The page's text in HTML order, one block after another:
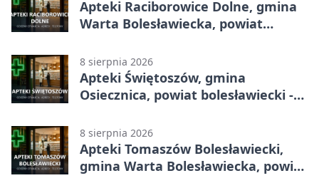
Apteki Raciborowice Dolne, gmina
Warta Bolesławiecka, powiat
godziny otwarcia
8 sierpnia 2026
Apteki Świętoszów, gmina
Osiecznica, powiat bolesławiecki -
8 sierpnia 2026
Apteki Tomaszów Bolesławiecki,
gmina Warta Bolesławiecka, powiat